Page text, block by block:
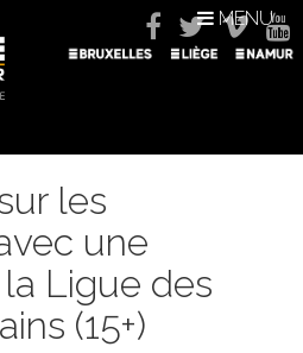
MENU
les
une
Ligue des
(15+)